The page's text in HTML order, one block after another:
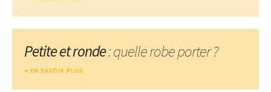
Petite et ronde: quelle robe porter ?
EN SAVOIR PLUS